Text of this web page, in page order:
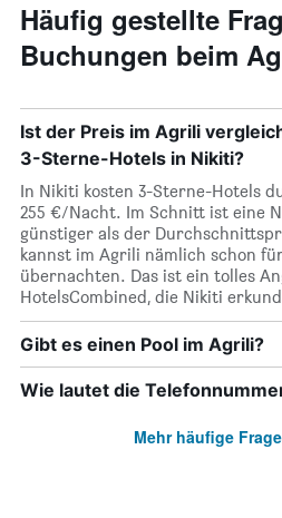
Häufig gestellte
Buchungen beim
Ist der Preis im Agrili
3-Sterne-Hotels in Nikiti?
In Nikiti kosten 3-Sterne-Hotels
255 €/Nacht. Im Schnitt ist eine
günstiger als der
kannst im Agrili nämlich schon
übernachten. Das ist ein tolles
HotelsCombined, die Nikiti
Gibt es einen Pool im Agrili?
Wie lautet die
Mehr häufige